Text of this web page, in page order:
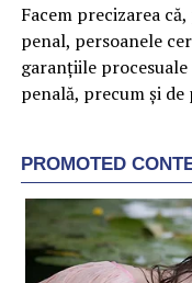
Facem precizarea
penal, persoanele
garanțiile
penală, precum și